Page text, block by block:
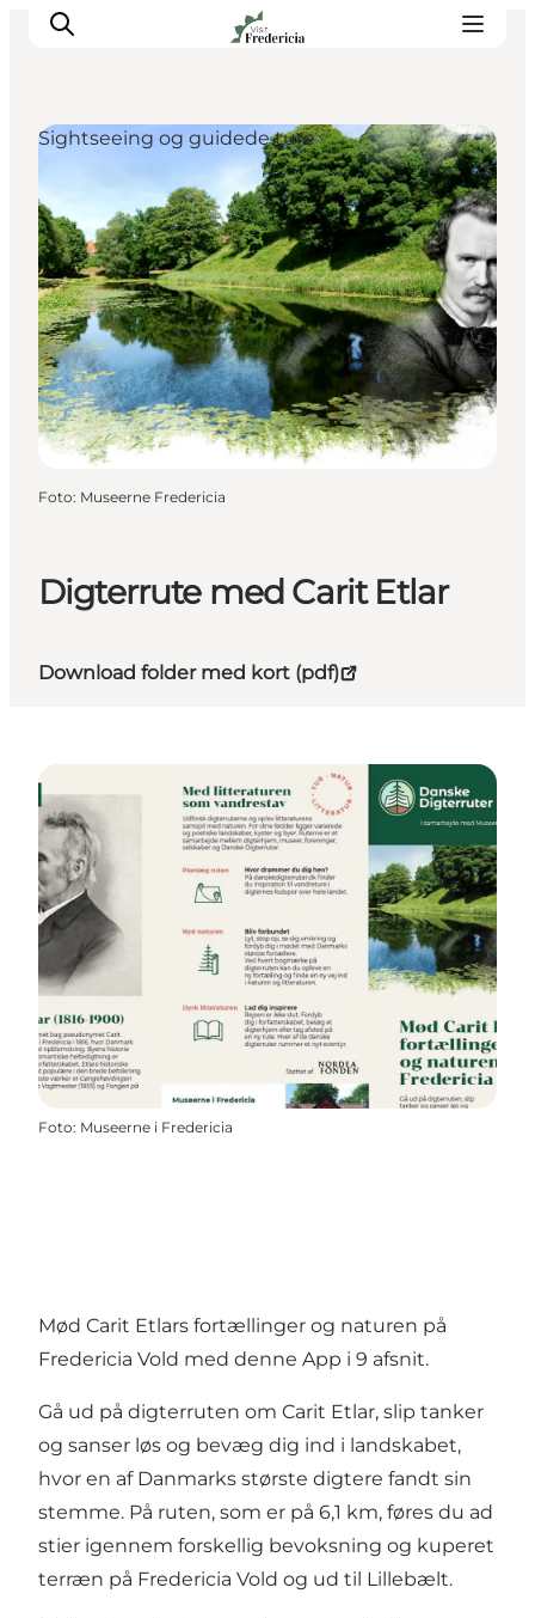
Det sker
Oplevelser
Spisesteder
Overnatning
Planlæg din tur
Book guidet tur
Digterrute med Carit Etlar
Download folder med kort (pdf)
Sightseeing og guidede ture
Foto: Museerne Fredericia
Foto: Museerne i Fredericia
Mød Carit Etlars fortællinger og naturen på
Fredericia Vold med denne App i 9 afsnit.
Gå ud på digterruten om Carit Etlar, slip tanker
og sanser løs og bevæg dig ind i landskabet,
hvor en af Danmarks største digtere fandt sin
stemme. På ruten, som er på 6,1 km, føres du ad
stier igennem forskellig bevoksning og kuperet
terræn på Fredericia Vold og ud til Lillebælt.